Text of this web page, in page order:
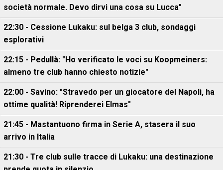
società normale. Devo dirvi una cosa su Lucca"
22:30 - Cessione Lukaku: sul belga 3 club, sondaggi
esplorativi
22:15 - Pedullà: "Ho verificato le voci su Koopmeiners:
almeno tre club hanno chiesto notizie"
22:00 - Savino: "Stravedo per un giocatore del Napoli, ha
ottime qualità! Riprenderei Elmas"
21:45 - Mastantuono firma in Serie A, stasera il suo
arrivo in Italia
21:30 - Tre club sulle tracce di Lukaku: una destinazione